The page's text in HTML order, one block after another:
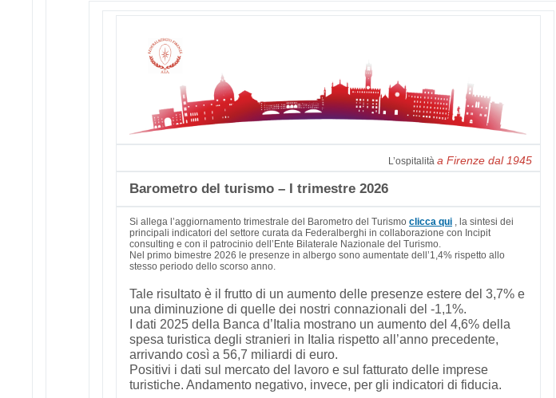
L’ospitalità a Firenze dal 1945
Barometro del turismo – I trimestre 2026
Si allega l’aggiornamento trimestrale del Barometro del Turismo clicca qui , la sintesi dei
principali indicatori del settore curata da Federalberghi in collaborazione con Incipit
consulting e con il patrocinio dell’Ente Bilaterale Nazionale del Turismo.
Nel primo bimestre 2026 le presenze in albergo sono aumentate dell’1,4% rispetto allo
stesso periodo dello scorso anno.
Tale risultato è il frutto di un aumento delle presenze estere del 3,7% e
una diminuzione di quelle dei nostri connazionali del -1,1%.
I dati 2025 della Banca d’Italia mostrano un aumento del 4,6% della
spesa turistica degli stranieri in Italia rispetto all’anno precedente,
arrivando così a 56,7 miliardi di euro.
Positivi i dati sul mercato del lavoro e sul fatturato delle imprese
turistiche. Andamento negativo, invece, per gli indicatori di fiducia.